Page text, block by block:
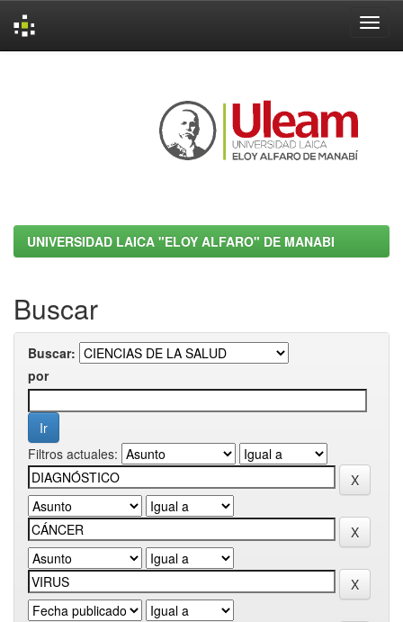
UNIVERSIDAD LAICA "ELOY ALFARO" DE MANABI
Buscar
Buscar:
por
Filtros actuales: